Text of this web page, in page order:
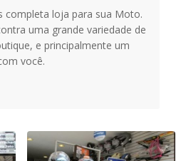
completa loja para sua Moto.
uma grande variedade de
e principalmente um
você.